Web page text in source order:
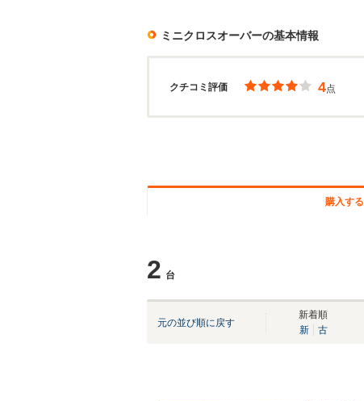
ミニクロスオーバーの基本情報
クチコミ評価 4点
購入する
2 台
元の並び順に戻す
新着順
新
古